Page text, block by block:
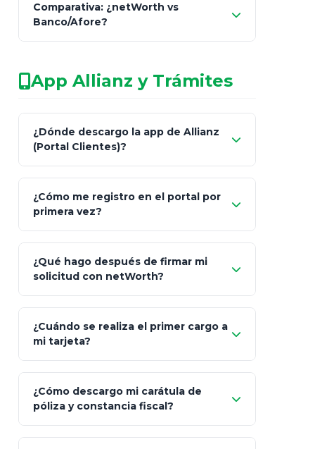
patrimonio con asesores informales en
redes sociales.
consultor técnico
legalmente facultado
Comparativa: ¿netWorth vs
Banco/Afore?
Característica netWorth (Certificado)
Fiscalidad Estrategia Art. 151 / 93
App Allianz y Trámites
¿Dónde descargo la app de Allianz
(Portal Clientes)?
Client"
App Store (iOS) Google Play
¿Cómo me registro en el portal por
primera vez?
Bienvenida
"¿Aún no tienes cuenta?
Regístrate"
¿Qué hago después de firmar mi
solicitud con netWorth?
¿Cuándo se realiza el primer cargo a
mi tarjeta?
¿Cómo descargo mi carátula de
póliza y constancia fiscal?